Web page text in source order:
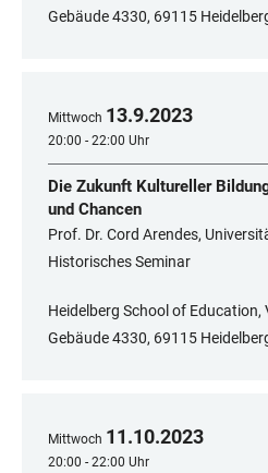
Gebäude 4330, 69115
Mittwoch 13.9.2023
20:00 - 22:00 Uhr
Die Zukunft Kultureller
und Chancen
Prof. Dr. Cord Arendes,
Historisches Seminar
Heidelberg School of Education,
Gebäude 4330, 69115
Mittwoch 11.10.2023
20:00 - 22:00 Uhr